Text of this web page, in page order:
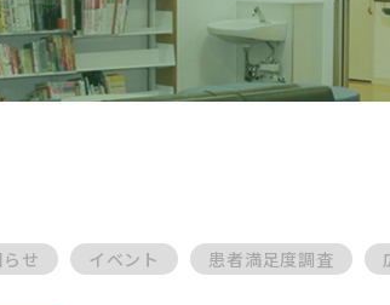
せ イベント 患者満足度調査